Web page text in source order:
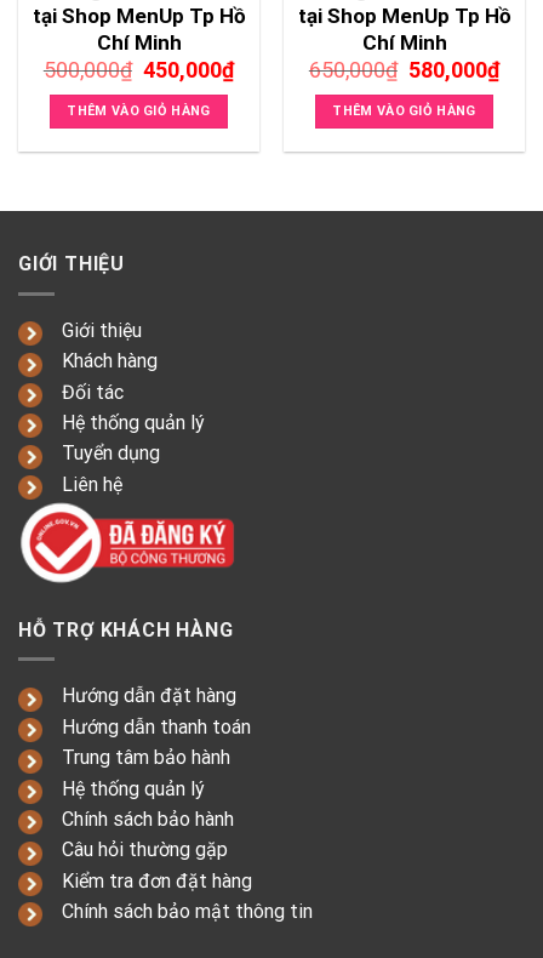
tại Shop MenUp Tp Hồ
Chí Minh
500,000₫ Giá
gốc
là:
500,000₫.
450,000₫Giá
450,000₫.
THÊM VÀO GIỎ HÀNG
tại Shop MenUp Tp Hồ
Chí Minh
650,000₫ Giá
gốc
là:
650,000₫.
580,000₫Giá
THÊM VÀO GIỎ HÀNG
GIỚI THIỆU
Giới thiệu
Khách hàng
Đối tác
Hệ thống quản lý
Tuyển dụng
Liên hệ
HỖ TRỢ KHÁCH HÀNG
Hướng dẫn đặt hàng
Hướng dẫn thanh toán
Trung tâm bảo hành
Hệ thống quản lý
Chính sách bảo hành
Câu hỏi thường gặp
Kiểm tra đơn đặt hàng
Chính sách bảo mật thông tin